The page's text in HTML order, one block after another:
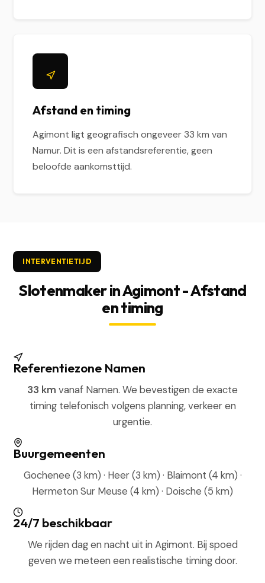
Afstand en timing
Agimont ligt geografisch ongeveer 33 km van
Namur. Dit is een afstandsreferentie, geen
beloofde aankomsttijd.
INTERVENTIETIJD
Slotenmaker in Agimont - Afstand
en timing
Referentiezone Namen
33 km vanaf Namen. We bevestigen de exacte
timing telefonisch volgens planning, verkeer en
urgentie.
Buurgemeenten
Gochenee (3 km) · Heer (3 km) · Blaimont (4 km) ·
Hermeton Sur Meuse (4 km) · Doische (5 km)
24/7 beschikbaar
We rijden dag en nacht uit in Agimont. Bij spoed
geven we meteen een realistische timing door.